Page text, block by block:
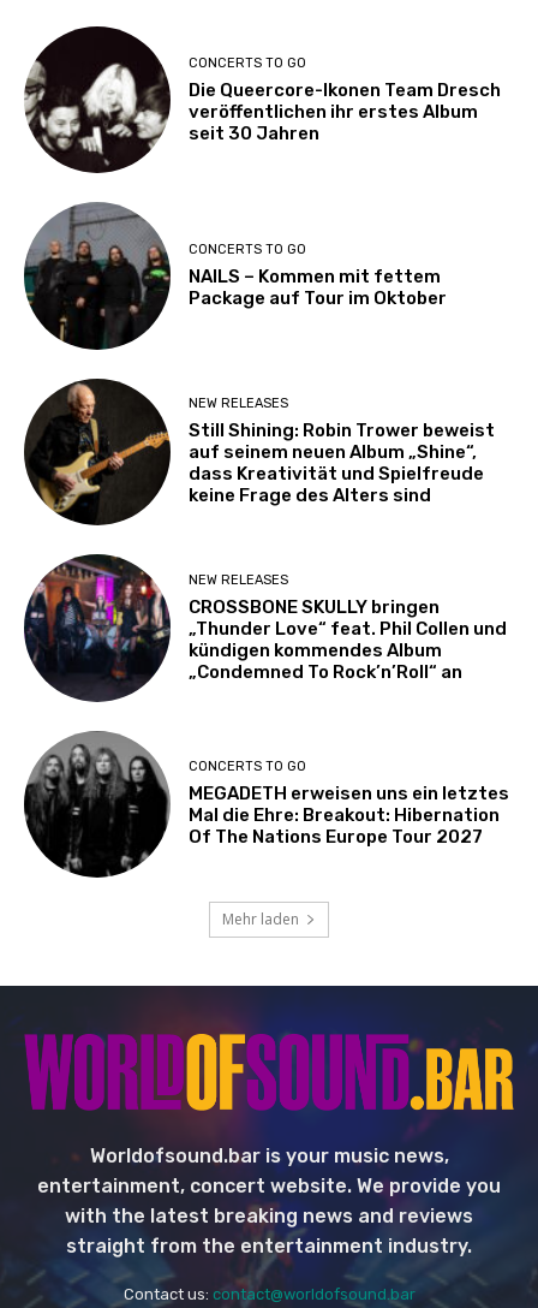
CONCERTS TO GO
Die Queercore-Ikonen Team Dresch
veröffentlichen ihr erstes Album
seit 30 Jahren
CONCERTS TO GO
NAILS – Kommen mit fettem
Package auf Tour im Oktober
NEW RELEASES
Still Shining: Robin Trower beweist
auf seinem neuen Album „Shine“,
dass Kreativität und Spielfreude
keine Frage des Alters sind
NEW RELEASES
CROSSBONE SKULLY bringen
„Thunder Love“ feat. Phil Collen und
kündigen kommendes Album
„Condemned To Rock’n’Roll“ an
CONCERTS TO GO
MEGADETH erweisen uns ein letztes
Mal die Ehre: Breakout: Hibernation
Of The Nations Europe Tour 2027
Mehr laden
Worldofsound.bar is your music news,
entertainment, concert website. We provide you
with the latest breaking news and reviews
straight from the entertainment industry.
Contact us: contact@worldofsound.bar